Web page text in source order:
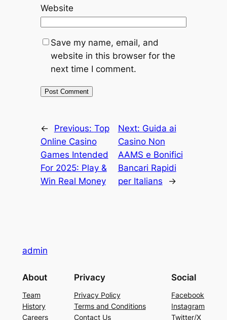
Website
Save my name, email, and
website in this browser for the
next time I comment.
← Previous: Top
Online Casino
Games Intended
For 2025: Play &
Win Real Money
Next: Guida ai
Casino Non
AAMS e Bonifici
Bancari Rapidi
per Italians
→
admin
About
Team
History
Careers
Privacy
Privacy Policy
Terms and Conditions
Contact Us
Social
Facebook
Instagram
Twitter/X